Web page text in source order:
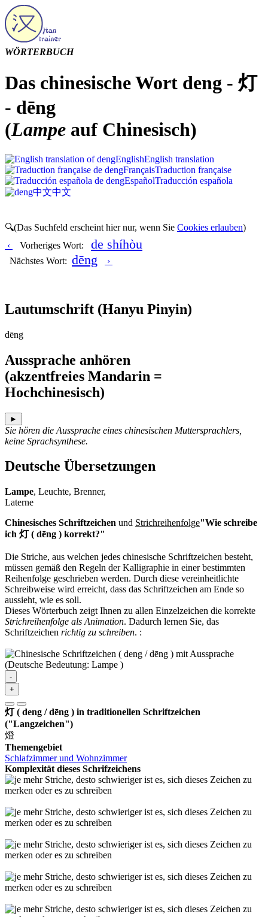
WÖRTERBUCH
Das chinesische Wort deng - 灯
- dēng
(Lampe auf Chinesisch)
EnglishEnglish translation
FrançaisTraduction française
EspañolTraducción española
中文中文
🔍(Das Suchfeld erscheint hier nur, wenn Sie Cookies erlauben)
‹
Vorheriges Wort: de shíhòu
Nächstes Wort: dēng ›
Lautumschrift (Hanyu Pinyin)
dēng
Aussprache anhören
(akzentfreies Mandarin =
Hochchinesisch)
►
Sie hören die Aussprache eines chinesischen Muttersprachlers,
keine Sprachsynthese.
Deutsche Übersetzungen
Lampe, Leuchte, Brenner,
Laterne
Chinesisches Schriftzeichen und Strichreihenfolge"Wie schreibe
ich 灯 ( dēng ) korrekt?"
Die Striche, aus welchen jedes chinesische Schriftzeichen besteht,
müssen gemäß den Regeln der Kalligraphie in einer bestimmten
Reihenfolge geschrieben werden. Durch diese vereinheitlichte
Schreibweise wird erreicht, dass das Schriftzeichen am Ende so
aussieht, wie es soll.
Dieses Wörterbuch zeigt Ihnen zu allen Einzelzeichen die korrekte
Strichreihenfolge als Animation. Dadurch lernen Sie, das
Schriftzeichen richtig zu schreiben. :
-
+
灯 ( deng / dēng ) in traditionellen Schriftzeichen
("Langzeichen")
燈
Themengebiet
Schlafzimmer und Wohnzimmer
Komplexität dieses Schrifzeichens